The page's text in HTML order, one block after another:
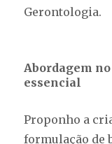
Gerontologia.
Abordagem
essencial
Proponho a
formulação de